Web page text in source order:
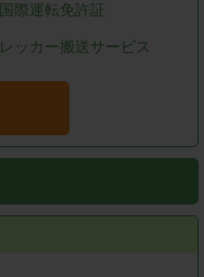
国際運転免許証
レッカー搬送サービス